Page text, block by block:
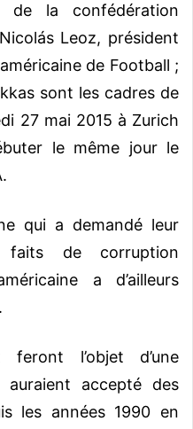
de la confédération
Leoz, président
de Football ;
sont les cadres de
27 mai 2015 à Zurich
le même jour le
qui a demandé leur
faits de corruption
a d’ailleurs
feront l’objet d’une
auraient accepté des
les années 1990 en